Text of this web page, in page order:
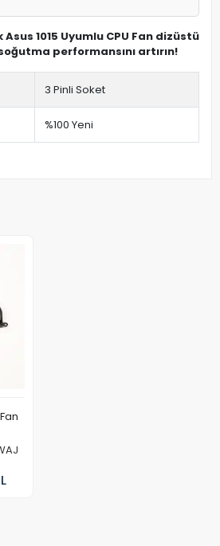
1015 Uyumlu CPU Fan dizüstü
performansını artırın!
3 Pinli Soket
%100 Yeni